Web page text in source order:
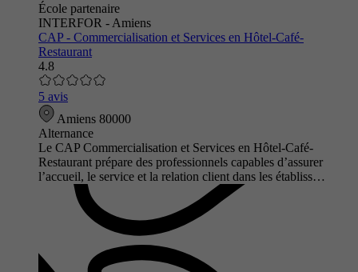
École partenaire
INTERFOR - Amiens
CAP - Commercialisation et Services en Hôtel-Café-
Restaurant
4.8
5 avis
Amiens 80000
Alternance
Le CAP Commercialisation et Services en Hôtel-Café-
Restaurant prépare des professionnels capables d’assurer
l’accueil, le service et la relation client dans les établiss…